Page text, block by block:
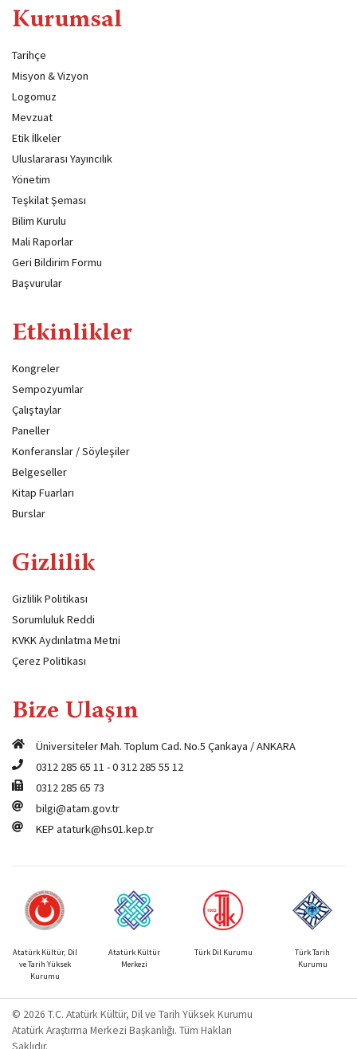
Kurumsal
Tarihçe
Misyon & Vizyon
Logomuz
Mevzuat
Etik İlkeler
Uluslararası Yayıncılık
Yönetim
Teşkilat Şeması
Bilim Kurulu
Mali Raporlar
Geri Bildirim Formu
Başvurular
Etkinlikler
Kongreler
Sempozyumlar
Çalıştaylar
Paneller
Konferanslar / Söyleşiler
Belgeseller
Kitap Fuarları
Burslar
Gizlilik
Gizlilik Politikası
Sorumluluk Reddi
KVKK Aydınlatma Metni
Çerez Politikası
Bize Ulaşın
Üniversiteler Mah. Toplum Cad. No.5 Çankaya / ANKARA
0312 285 65 11 -0 312 285 55 12
0312 285 65 73
bilgi@atam.gov.tr
KEP ataturk@hs01.kep.tr
Atatürk Kültür, Dil
ve Tarih Yüksek
Kurumu
Atatürk Kültür
Merkezi
Türk Dil Kurumu
Türk Tarih
Kurumu
© 2026 T.C. Atatürk Kültür, Dil ve Tarih Yüksek Kurumu
Atatürk Araştırma Merkezi Başkanlığı. Tüm Hakları
Saklıdır.